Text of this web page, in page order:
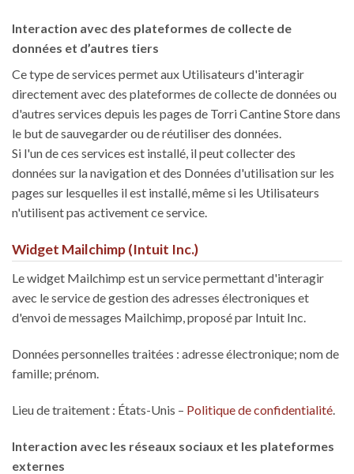
Interaction avec des plateformes de collecte de
données et d’autres tiers
Ce type de services permet aux Utilisateurs d'interagir
directement avec des plateformes de collecte de données ou
d'autres services depuis les pages de Torri Cantine Store dans
le but de sauvegarder ou de réutiliser des données.
Si l'un de ces services est installé, il peut collecter des
données sur la navigation et des Données d'utilisation sur les
pages sur lesquelles il est installé, même si les Utilisateurs
n'utilisent pas activement ce service.
Widget Mailchimp (Intuit Inc.)
Le widget Mailchimp est un service permettant d'interagir
avec le service de gestion des adresses électroniques et
d'envoi de messages Mailchimp, proposé par Intuit Inc.
Données personnelles traitées : adresse électronique; nom de
famille; prénom.
Lieu de traitement : États-Unis – Politique de confidentialité.
Interaction avec les réseaux sociaux et les plateformes
externes